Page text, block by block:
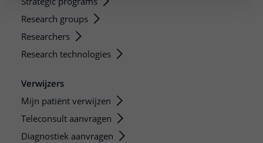
Research groups
Researchers
Research technologies
Verwijzers
Mijn patiënt verwijzen
Teleconsult aanvragen
Diagnostiek aanvragen